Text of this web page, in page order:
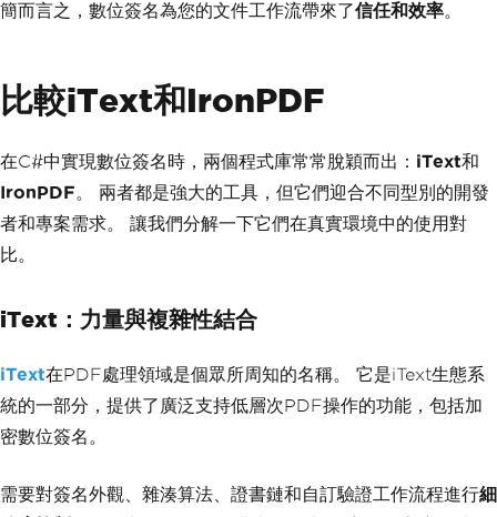
簡而言之，數位簽名為您的文件工作流帶來了信任和效率。
比較iText和IronPDF
在C#中實現數位簽名時，兩個程式庫常常脫穎而出： iText和
IronPDF。 兩者都是強大的工具，但它們迎合不同型別的開發
者和專案需求。 讓我們分解一下它們在真實環境中的使用對
比。
iText：力量與複雜性結合
iText在PDF處理領域是個眾所周知的名稱。 它是iText生態系
統的一部分，提供了廣泛支持低層次PDF操作的功能，包括加
密數位簽名。
需要對簽名外觀、雜湊算法、證書鏈和自訂驗證工作流程進行細